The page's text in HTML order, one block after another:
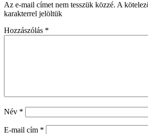
Az e-mail címet nem tesszük közzé. A
karakterrel jelöltük
Hozzászólás *
Név *
E-mail cím *